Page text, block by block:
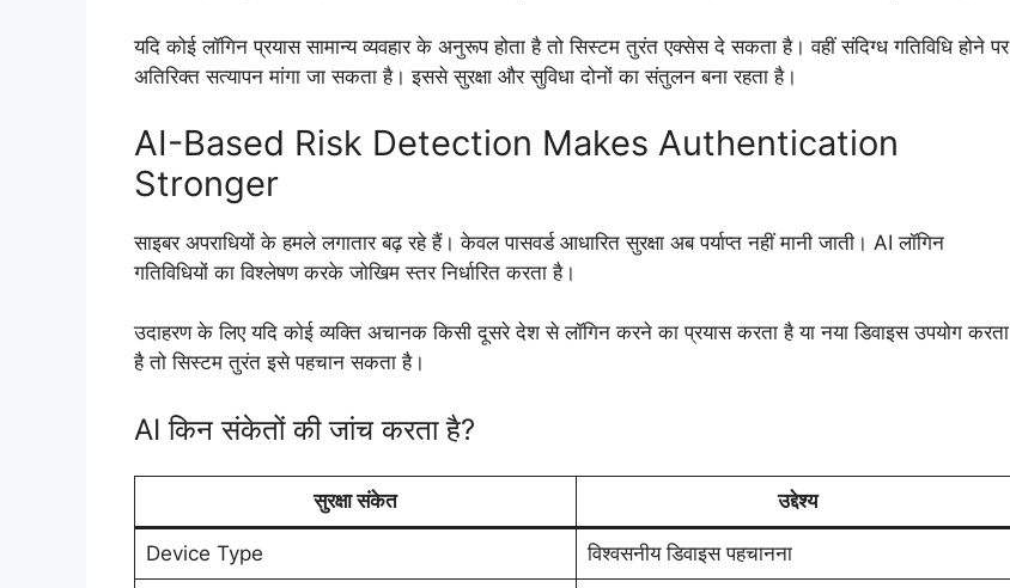
यदि कोई लॉगिन प्रयास सामान्य व्यवहार के अनुरूप होता है तो सिस्टम तुरंत एक्सेस दे सकता है। वहीं संदिग्ध गतिविधि होने पर
अतिरिक्त सत्यापन मांगा जा सकता है। इससे सुरक्षा और सुविधा दोनों का संतुलन बना रहता है।
AI-Based Risk Detection Makes Authentication
Stronger
साइबर अपराधियों के हमले लगातार बढ़ रहे हैं। केवल पासवर्ड आधारित सुरक्षा अब पर्याप्त नहीं मानी जाती। AI लॉगिन
गतिविधियों का विश्लेषण करके जोखिम स्तर निर्धारित करता है।
उदाहरण के लिए यदि कोई व्यक्ति अचानक किसी दूसरे देश से लॉगिन करने का प्रयास करता है या नया डिवाइस उपयोग करता
है तो सिस्टम तुरंत इसे पहचान सकता है।
AI किन संकेतों की जांच करता है?
सुरक्षा संकेत उद्देश्य
Device Type विश्वसनीय डिवाइस पहचानना